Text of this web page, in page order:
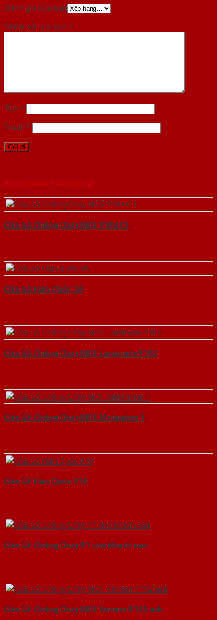
Đánh giá của bạn
Nhận xét của bạn *
Tên *
Email *
Sản phẩm tương tự
Cửa Gỗ Chống Cháy MDF P1R4 C1
Cửa Gỗ Hàn Quốc 3A
Cửa Gỗ Chống Cháy MDF Laminate P1R2
Cửa Gỗ Chống Cháy MDF Melamine 1
Cửa Gỗ Hàn Quốc 018
Cửa Gỗ Chống Cháy P1 cho khach san
Cửa Gỗ Chống Cháy MDF Veneer P1R2 ash